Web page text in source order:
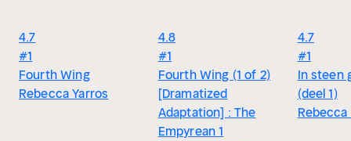
4.7
#1
Fourth Wing
Rebecca Yarros
4.8
#1
Fourth Wing (1 of 2)
[Dramatized
Adaptation] : The
Empyrean 1
4.7
#1
In steen
(deel 1)
Rebecca